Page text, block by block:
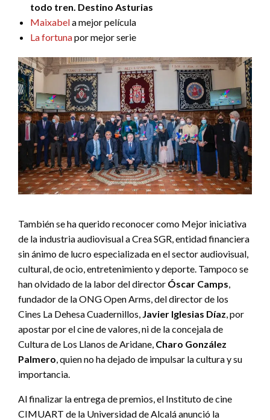
todo tren. Destino Asturias
Maixabela mejor película
La fortunapor mejor serie
También se ha querido reconocer como Mejor iniciativa
de la industria audiovisual aCrea SGR, entidad financiera
sin ánimo de lucro especializada en el sector audiovisual,
cultural, de ocio, entretenimiento y deporte. Tampoco se
han olvidado de la labor del director Óscar Camps
fundador de la ONG Open Arms, del director de los
Cines La Dehesa Cuadernillos, Javier Iglesias Díaz , por
apostar por el cine de valores, ni de la concejala de
Cultura de Los Llanos de Aridane, Charo González
Palmero , quien no ha dejado de impulsar la cultura y su
importancia.
Al finalizar la entrega de premios, el Instituto de cine
CIMUART de la Universidad de Alcalá anunció la